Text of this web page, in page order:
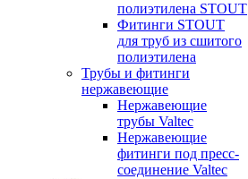
полиэтилена STOUT
Фитинги STOUT
для труб из сшитого
полиэтилена
Трубы и фитинги
нержавеющие
Нержавеющие
трубы Valtec
Нержавеющие
фитинги под пресс-
соединение Valtec